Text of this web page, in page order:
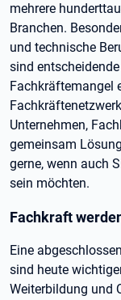
mehrere
Branchen.
und technische
sind
Fachkräftemangel
Unternehmen,
gemeinsam
gerne, wenn auch
sein möchten.
Fachkraft
Eine
sind heute
Weiterbildung und